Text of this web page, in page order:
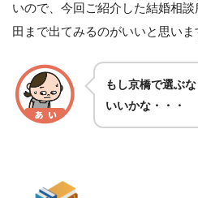
いので、今回ご紹介した結婚相
田まで出てみるのがいいと思いま
もし京橋で選ぶ
いいかな・・・